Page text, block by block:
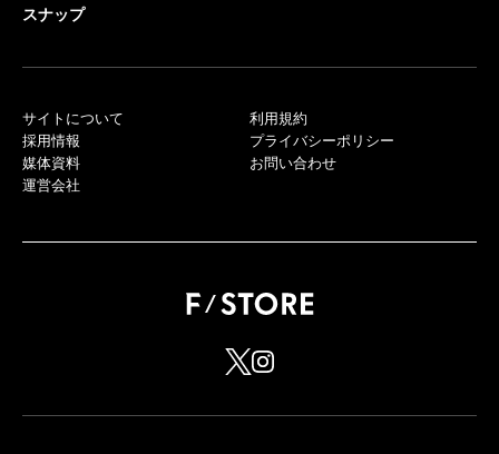
スナップ
サイトについて
採用情報
媒体資料
運営会社
利用規約
プライバシーポリシー
お問い合わせ